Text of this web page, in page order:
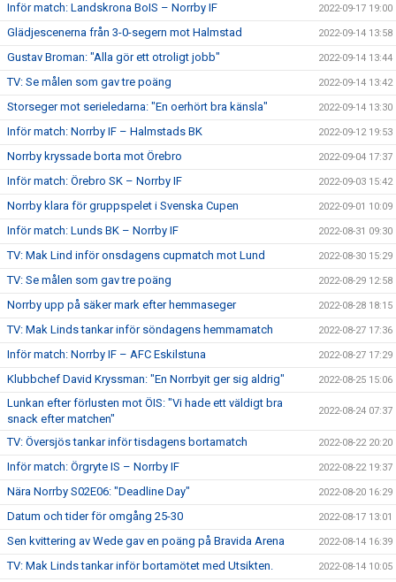
Inför match: Landskrona BoIS – Norrby IF 2022-09-17 19:00
Glädjescenerna från 3-0-segern mot Halmstad 2022-09-14 13:58
Gustav Broman: "Alla gör ett otroligt jobb" 2022-09-14 13:44
TV: Se målen som gav tre poäng 2022-09-14 13:42
Storseger mot serieledarna: "En oerhört bra känsla" 2022-09-14 13:30
Inför match: Norrby IF – Halmstads BK 2022-09-12 19:53
Norrby kryssade borta mot Örebro 2022-09-04 17:37
Inför match: Örebro SK – Norrby IF 2022-09-03 15:42
Norrby klara för gruppspelet i Svenska Cupen 2022-09-01 10:09
Inför match: Lunds BK – Norrby IF 2022-08-31 09:30
TV: Mak Lind inför onsdagens cupmatch mot Lund 2022-08-30 15:29
TV: Se målen som gav tre poäng 2022-08-29 12:58
Norrby upp på säker mark efter hemmaseger 2022-08-28 18:15
TV: Mak Linds tankar inför söndagens hemmamatch 2022-08-27 17:36
Inför match: Norrby IF – AFC Eskilstuna 2022-08-27 17:29
Klubbchef David Kryssman: "En Norrbyit ger sig aldrig" 2022-08-25 15:06
Lunkan efter förlusten mot ÖIS: "Vi hade ett väldigt bra
snack efter matchen"
2022-08-24 07:37
TV: Översjös tankar inför tisdagens bortamatch 2022-08-22 20:20
Inför match: Örgryte IS – Norrby IF 2022-08-22 19:37
Nära Norrby S02E06: "Deadline Day" 2022-08-20 16:29
Datum och tider för omgång 25-30 2022-08-17 13:01
Sen kvittering av Wede gav en poäng på Bravida Arena 2022-08-14 16:39
TV: Mak Linds tankar inför bortamötet med Utsikten. 2022-08-14 10:05